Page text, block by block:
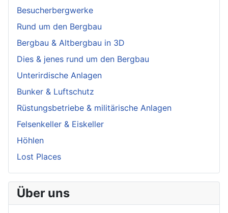
Besucherbergwerke
Rund um den Bergbau
Bergbau & Altbergbau in 3D
Dies & jenes rund um den Bergbau
Unterirdische Anlagen
Bunker & Luftschutz
Rüstungsbetriebe & militärische Anlagen
Felsenkeller & Eiskeller
Höhlen
Lost Places
Über uns